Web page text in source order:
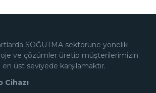
SOĞUTMA sektörüne yönelik
ve çözümler üretip müşterilerimizin
üst seviyede karşılamaktır.
Cihazı